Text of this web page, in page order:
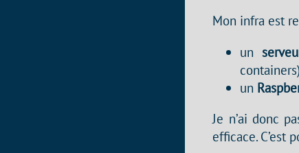
Mon infra est
un
un
Je n’ai donc
efficace. C’est